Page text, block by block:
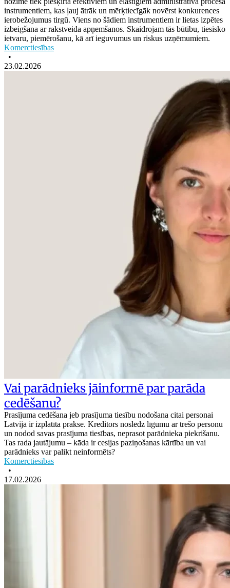
instrumentiem, kas ļauj ātrāk un mērķtiecīgāk novērst konkurences
ierobežojumus tirgū. Viens no šādiem instrumentiem ir lietas izpētes
izbeigšana ar rakstveida apņemšanos. Skaidrojam tās būtību, tiesisko
ietvaru, piemērošanu, kā arī ieguvumus un riskus uzņēmumiem.
Komerctiesības
•
23.02.2026
Vai parādnieks jāinformē par parāda
cedēšanu?
Prasījuma cedēšana jeb prasījuma tiesību nodošana citai personai
Latvijā ir izplatīta prakse. Kreditors noslēdz līgumu ar trešo personu
un nodod savas prasījuma tiesības, neprasot parādnieka piekrišanu.
Tas rada jautājumu – kāda ir cesijas paziņošanas kārtība un vai
parādnieks var palikt neinformēts?
Komerctiesības
•
17.02.2026